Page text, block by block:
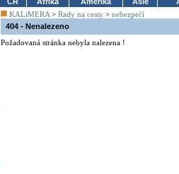
KALiMERA > Rady na cesty > nebezpečí
404 - Nenalezeno
Požadovaná stránka nebyla nalezena !